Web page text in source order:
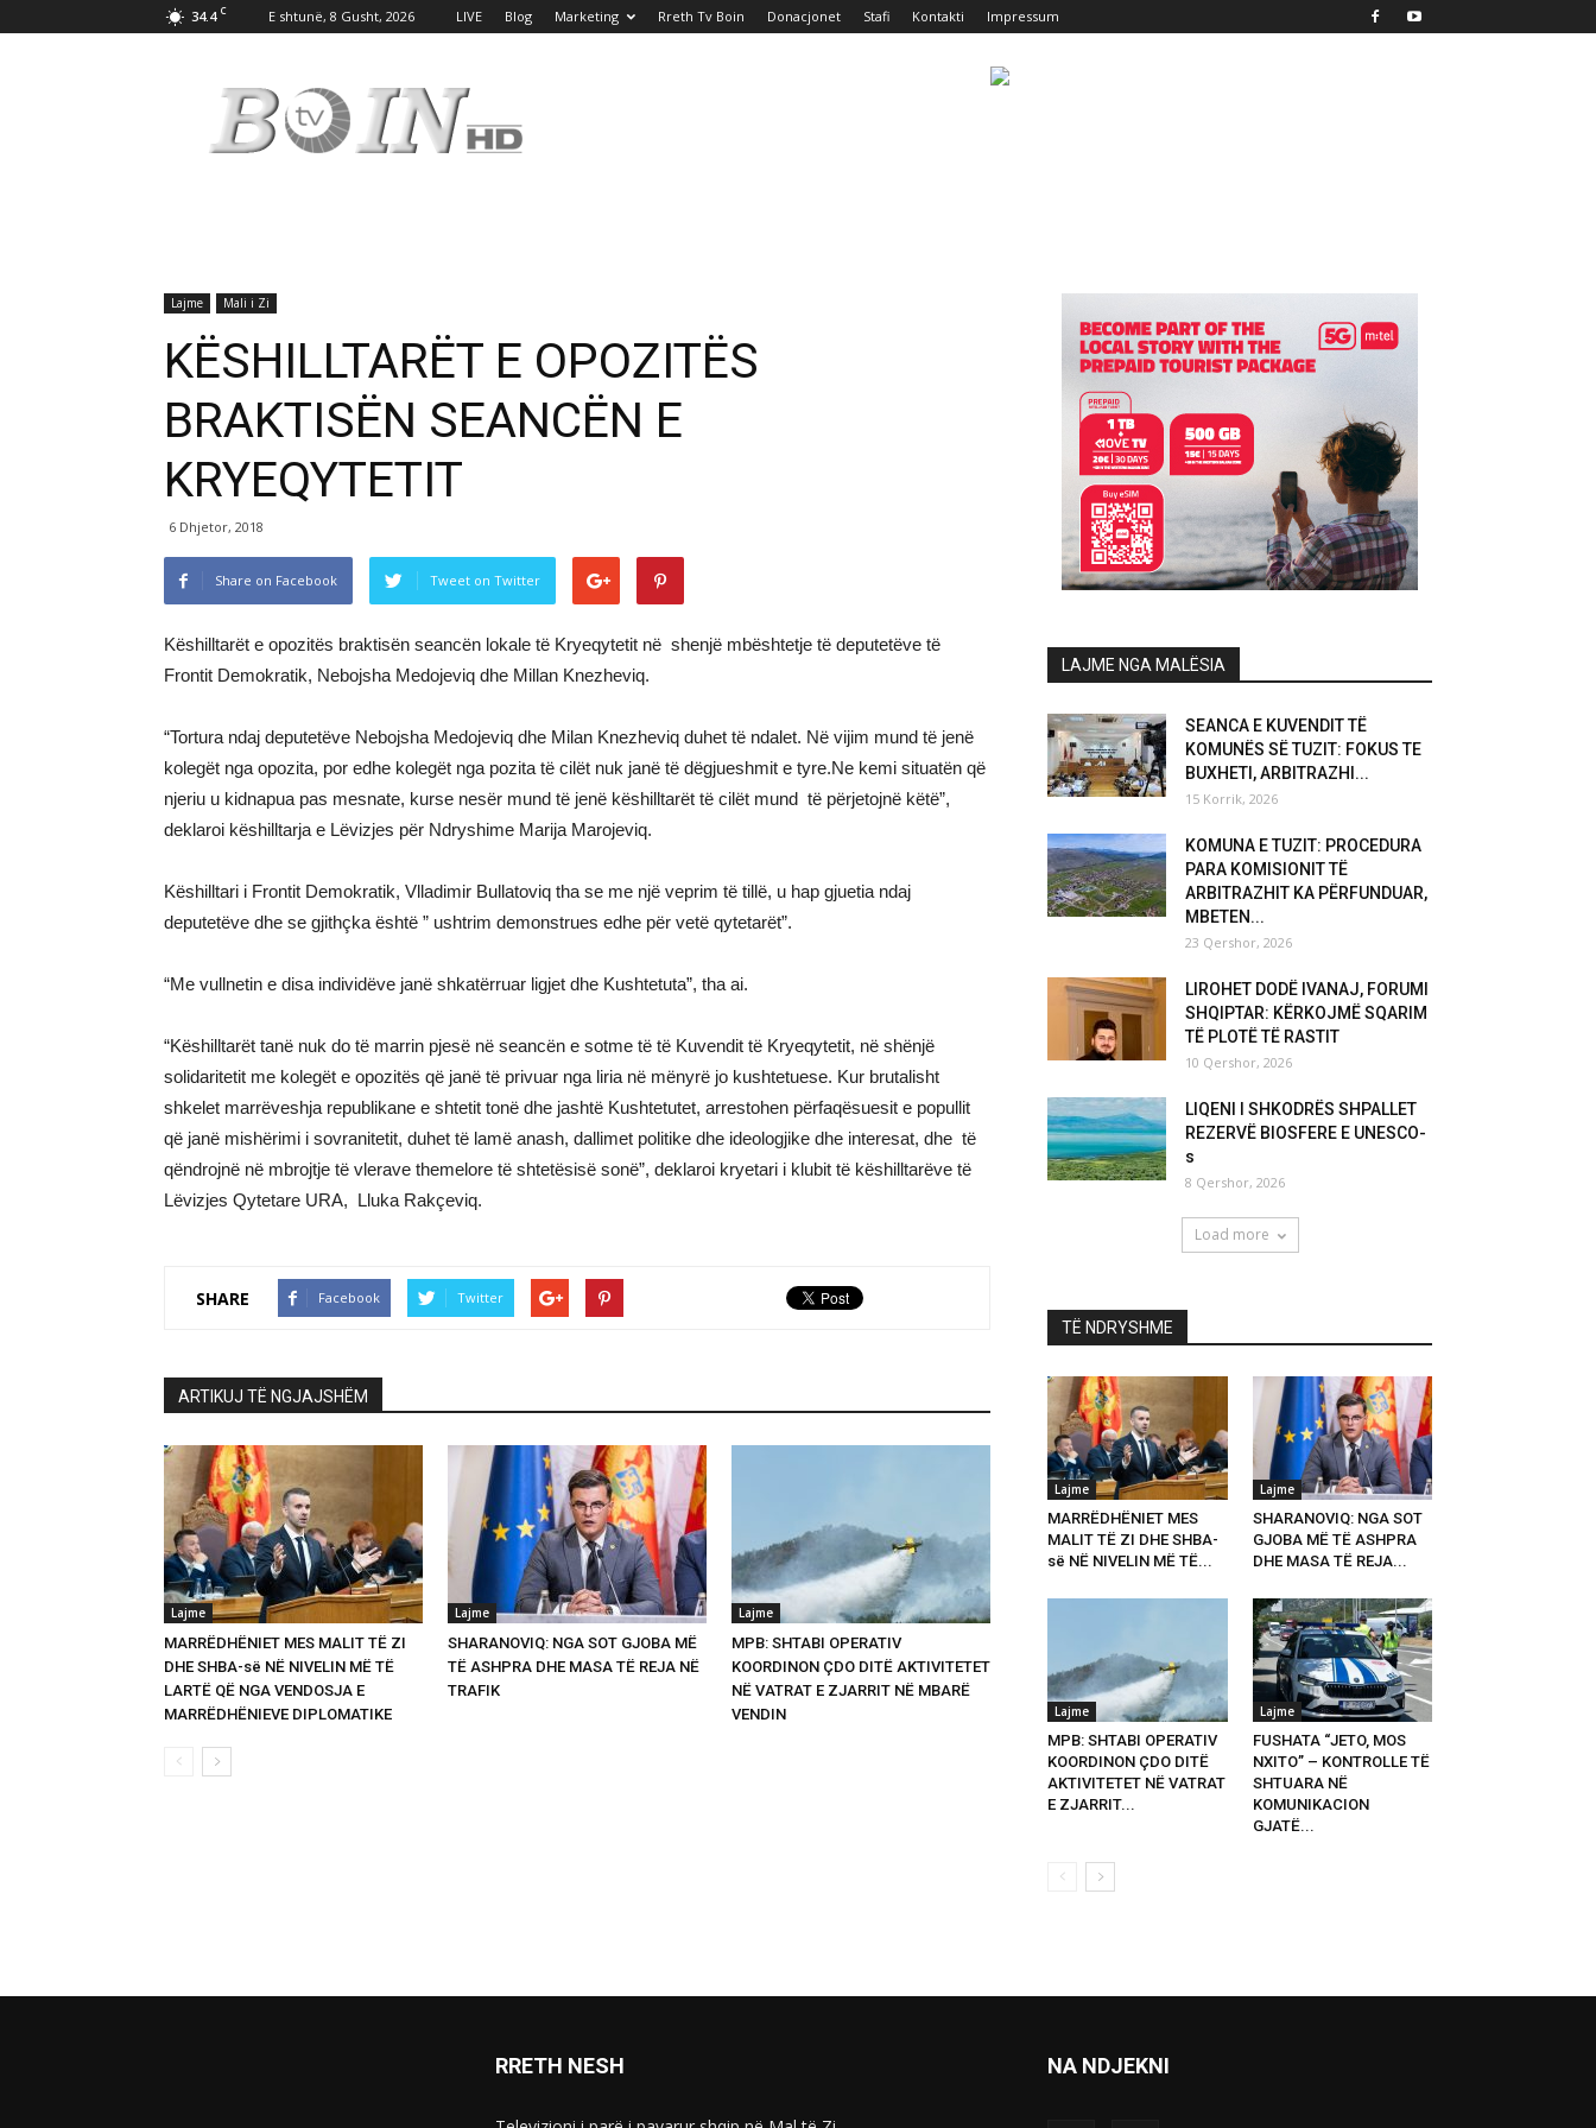
34.4 C E shtunë, 8 Gusht, 2026 LIVE Blog Marketing Rreth Tv Boin Donacjonet Stafi Kontakti Impressum
Boin
Lajme Mali i Zi
KËSHILLTARËT E OPOZITËS
BRAKTISËN SEANCËN E
KRYEQYTETIT
6 Dhjetor, 2018
Share on Facebook Tweet on Twitter
Këshilltarët e opozitës braktisën seancën lokale të Kryeqytetit në shenjë mbështetje të deputetëve të
Frontit Demokratik, Nebojsha Medojeviq dhe Millan Knezheviq.
“Tortura ndaj deputetëve Nebojsha Medojeviq dhe Milan Knezheviq duhet të ndalet. Në vijim mund të jenë
kolegët nga opozita, por edhe kolegët nga pozita të cilët nuk janë të dëgjueshmit e tyre.Ne kemi situatën që
njeriu u kidnapua pas mesnate, kurse nesër mund të jenë këshilltarët të cilët mund të përjetojnë këtë”,
deklaroi këshilltarja e Lëvizjes për Ndryshime Marija Marojeviq.
Këshilltari i Frontit Demokratik, Vlladimir Bullatoviq tha se me një veprim të tillë, u hap gjuetia ndaj
deputetëve dhe se gjithçka është ” ushtrim demonstrues edhe për vetë qytetarët”.
“Me vullnetin e disa individëve janë shkatërruar ligjet dhe Kushtetuta”, tha ai.
“Këshilltarët tanë nuk do të marrin pjesë në seancën e sotme të të Kuvendit të Kryeqytetit, në shënjë
solidaritetit me kolegët e opozitës që janë të privuar nga liria në mënyrë jo kushtetuese. Kur brutalisht
shkelet marrëveshja republikane e shtetit tonë dhe jashtë Kushtetutet, arrestohen përfaqësuesit e popullit
që janë mishërimi i sovranitetit, duhet të lamë anash, dallimet politike dhe ideologjike dhe interesat, dhe të
qëndrojnë në mbrojtje të vlerave themelore të shtetësisë sonë”, deklaroi kryetari i klubit të këshilltarëve të
Lëvizjes Qytetare URA, Lluka Rakçeviq.
SHARE Facebook Twitter
ARTIKUJ TË NGJAJSHËM
Lajme
MARRËDHËNIET MES MALIT TË ZI
DHE SHBA-së NË NIVELIN MË TË
LARTË QË NGA VENDOSJA E
MARRËDHËNIEVE DIPLOMATIKE
Lajme
SHARANOVIQ: NGA SOT GJOBA MË
TË ASHPRA DHE MASA TË REJA NË
TRAFIK
Lajme
MPB: SHTABI OPERATIV
KOORDINON ÇDO DITË AKTIVITETET
NË VATRAT E ZJARRIT NË MBARË
VENDIN
LAJME NGA MALËSIA
SEANCA E KUVENDIT TË
KOMUNËS SË TUZIT: FOKUS TE
BUXHETI, ARBITRAZHI...
15 Korrik, 2026
KOMUNA E TUZIT: PROCEDURA
PARA KOMISIONIT TË
ARBITRAZHIT KA PËRFUNDUAR,
MBETEN...
23 Qershor, 2026
LIROHET DODË IVANAJ, FORUMI
SHQIPTAR: KËRKOJMË SQARIM
TË PLOTË TË RASTIT
10 Qershor, 2026
LIQENI I SHKODRËS SHPALLET
REZERVË BIOSFERE E UNESCO-
s
8 Qershor, 2026
Load more
TË NDRYSHME
Lajme
MARRËDHËNIET MES
MALIT TË ZI DHE SHBA-
së NË NIVELIN MË TË...
Lajme
SHARANOVIQ: NGA SOT
GJOBA MË TË ASHPRA
DHE MASA TË REJA...
Lajme
MPB: SHTABI OPERATIV
KOORDINON ÇDO DITË
AKTIVITETET NË VATRAT
E ZJARRIT...
Lajme
FUSHATA “JETO, MOS
NXITO” – KONTROLLE TË
SHTUARA NË
KOMUNIKACION
GJATË...
RRETH NESH NA NDJEKNI